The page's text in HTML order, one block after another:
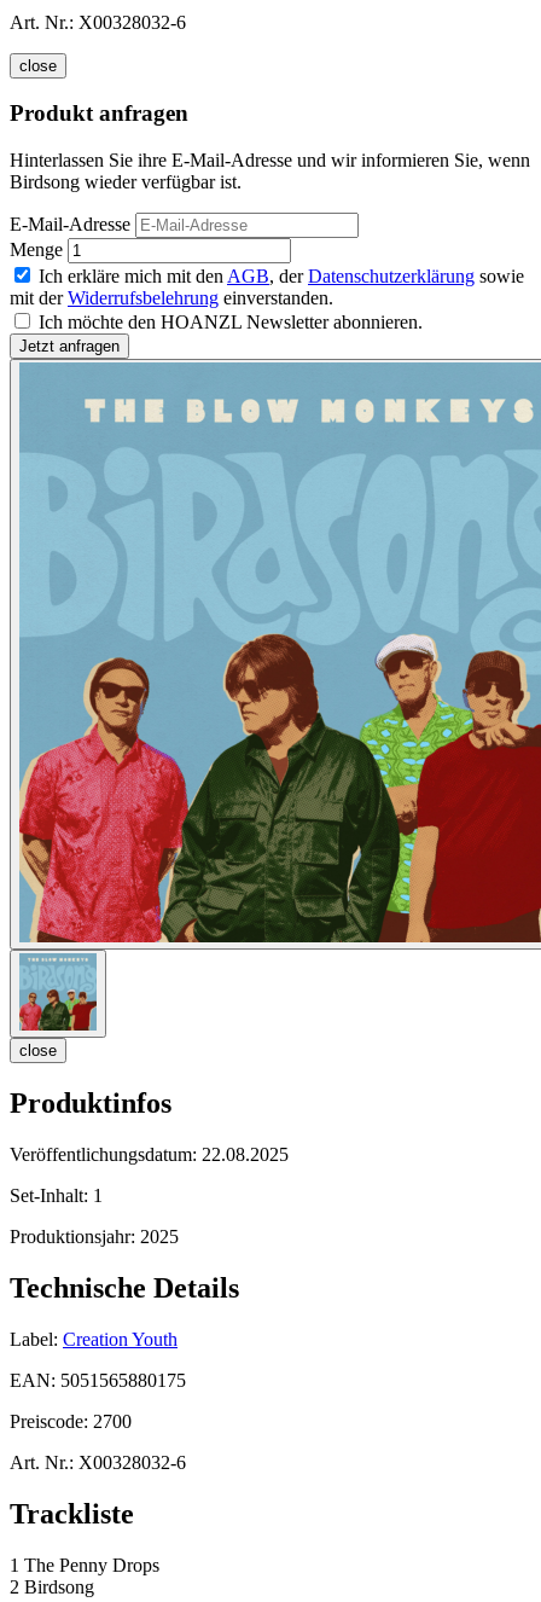
Art. Nr.: X00328032-6
close
Produkt anfragen
Hinterlassen Sie ihre E-Mail-Adresse und wir informieren Sie, wenn
Birdsong wieder verfügbar ist.
E-Mail-Adresse
Menge
Ich erkläre mich mit den AGB, derDatenschutzerklärung sowie
mit derWiderrufsbelehrung einverstanden.
Ich möchte den HOANZL Newsletter abonnieren.
close
Produktinfos
Veröffentlichungsdatum: 22.08.2025
Set-Inhalt: 1
Produktionsjahr: 2025
Technische Details
Label: Creation Youth
EAN: 5051565880175
Preiscode: 2700
Art. Nr.: X00328032-6
Trackliste
1 The Penny Drops
2 Birdsong